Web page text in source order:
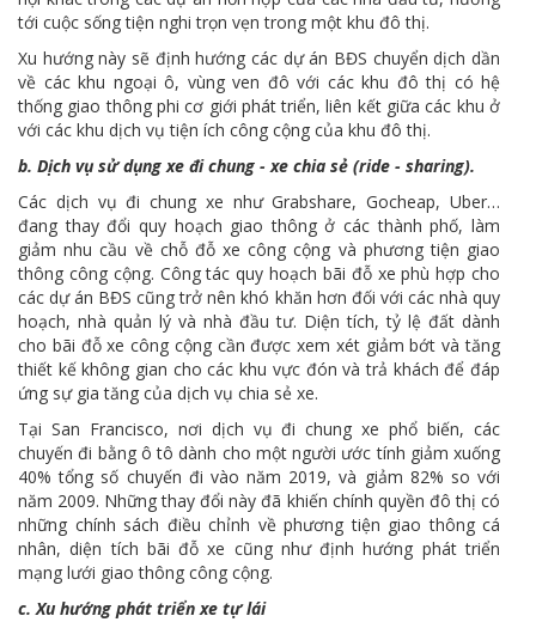
tới cuộc sống tiện nghi trọn vẹn trong một khu đô thị.
Xu hướng này sẽ định hướng các dự án BĐS chuyển dịch dần
về các khu ngoại ô, vùng ven đô với các khu đô thị có hệ
thống giao thông phi cơ giới phát triển, liên kết giữa các khu ở
với các khu dịch vụ tiện ích công cộng của khu đô thị.
b. Dịch vụ sử dụng xe đi chung - xe chia sẻ (ride - sharing).
Các dịch vụ đi chung xe như Grabshare, Gocheap, Uber…
đang thay đổi quy hoạch giao thông ở các thành phố, làm
giảm nhu cầu về chỗ đỗ xe công cộng và phương tiện giao
thông công cộng. Công tác quy hoạch bãi đỗ xe phù hợp cho
các dự án BĐS cũng trở nên khó khăn hơn đối với các nhà quy
hoạch, nhà quản lý và nhà đầu tư. Diện tích, tỷ lệ đất dành
cho bãi đỗ xe công cộng cần được xem xét giảm bớt và tăng
thiết kế không gian cho các khu vực đón và trả khách để đáp
ứng sự gia tăng của dịch vụ chia sẻ xe.
Tại San Francisco, nơi dịch vụ đi chung xe phổ biến, các
chuyến đi bằng ô tô dành cho một người ước tính giảm xuống
40% tổng số chuyến đi vào năm 2019, và giảm 82% so với
năm 2009. Những thay đổi này đã khiến chính quyền đô thị có
những chính sách điều chỉnh về phương tiện giao thông cá
nhân, diện tích bãi đỗ xe cũng như định hướng phát triển
mạng lưới giao thông công cộng.
c. Xu hướng phát triển xe tự lái